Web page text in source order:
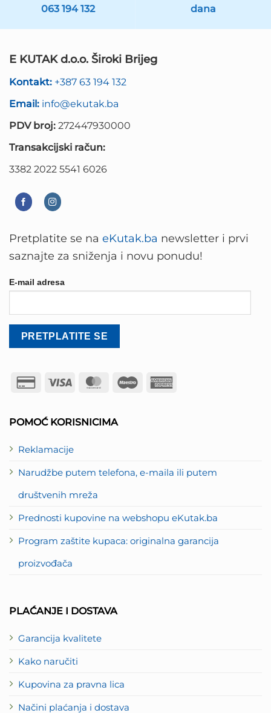
063 194 132
dana
E KUTAK d.o.o. Široki Brijeg
Kontakt: +387 63 194 132
Email: info@ekutak.ba
PDV broj: 272447930000
Transakcijski račun:
3382 2022 5541 6026
POMOĆ KORISNICIMA
Reklamacije
Narudžbe putem telefona, e-maila ili putem
društvenih mreža
Prednosti kupovine na webshopu eKutak.ba
Program zaštite kupaca: originalna garancija
proizvođača
PLAĆANJE I DOSTAVA
Garancija kvalitete
Kako naručiti
Kupovina za pravna lica
Načini plaćanja i dostava
Pretplatite se na eKutak.ba newsletter i prvi
saznajte za sniženja i novu ponudu!
E-mail adresa
Credit
Visa MasterCard
Maestro